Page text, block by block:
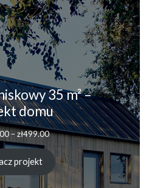
35 m² –
domu
– zł499.00Zakres
od
zł249.00
do
zł499.00
projekt